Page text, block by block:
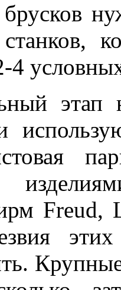
4
этап
Freud,
этих